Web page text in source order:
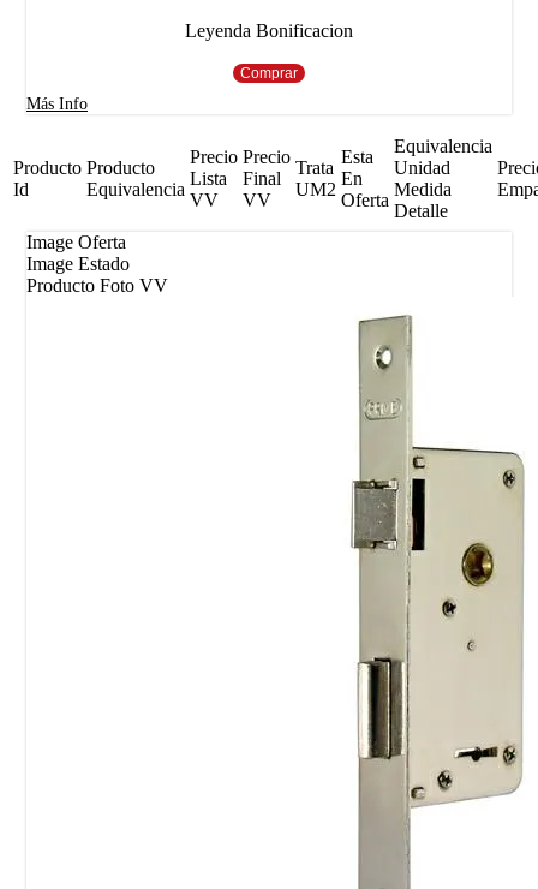
Leyenda Bonificacion
Comprar
Más Info
Producto
Id
Producto
Equivalencia
Precio
Lista
VV
Precio
Final
VV
Trata
UM2
Esta
En
Oferta
Equivalencia
Unidad
Medida
Detalle
Image Oferta
Image Estado
Producto Foto VV